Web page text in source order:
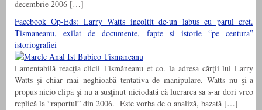
decembrie 2006 […]
Facebook Op-Eds: Larry Watts incoltit de-un labus cu parul cret.
Tismaneanu, exilat de documente, fapte si istorie “pe centura”
istoriografiei
Lamentabilă reacţia clicii Tismăneanu et co. la adresa cărţii lui Larry
Watts şi chiar mai neghioabă tentativa de manipulare. Watts nu şi-a
propus nicio clipă şi nu a susţinut niciodată că lucrarea sa s-ar dori vreo
replică la “raportul” din 2006. Este vorba de o analiză, bazată […]